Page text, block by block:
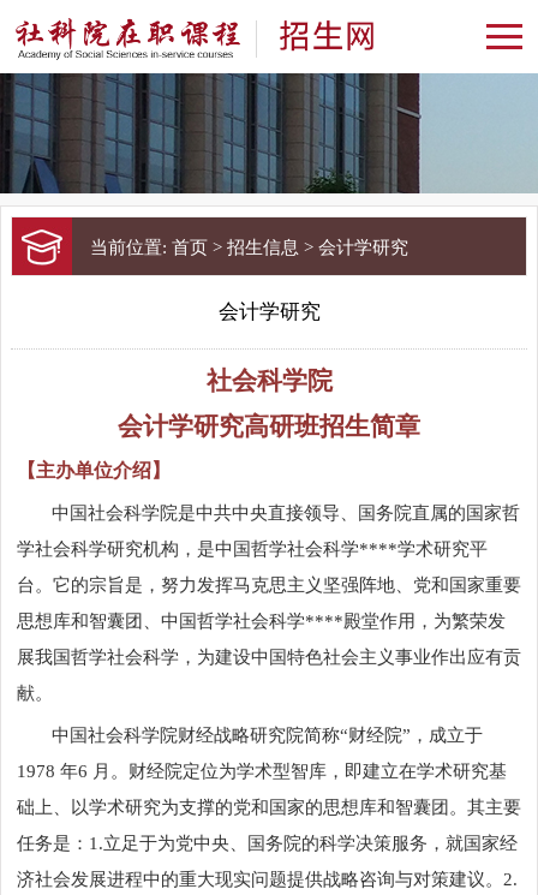
当前位置: 首页 > 招生信息 > 会计学研究
会计学研究
社会科学院
会计学研究高研班招生简章
【主办单位介绍】
中国社会科学院是中共中央直接领导、国务院直属的国家哲
学社会科学研究机构，是中国哲学社会科学****学术研究平
台。它的宗旨是，努力发挥马克思主义坚强阵地、党和国家重要
思想库和智囊团、中国哲学社会科学****殿堂作用，为繁荣发
展我国哲学社会科学，为建设中国特色社会主义事业作出应有贡
献。
中国社会科学院财经战略研究院简称“财经院”，成立于
1978 年6 月。财经院定位为学术型智库，即建立在学术研究基
础上、以学术研究为支撑的党和国家的思想库和智囊团。其主要
任务是： 1.立足于为党中央、国务院的科学决策服务，就国家经
济社会发展进程中的重大现实问题提供战略咨询与对策建议。 2.